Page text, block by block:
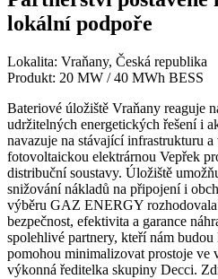
lokální podpoře
Lokalita: Vraňany, Česká republika
Produkt: 20 MW / 40 MWh BESS
Bateriové úložiště Vraňany reaguje
udržitelných energetických řešení i
navazuje na stávající infrastrukturu
fotovoltaickou elektrárnou Vepřek
distribuční soustavy. Úložiště
snižování nákladů na připojení i
výběru GAZ ENERGY
bezpečnost, efektivita a garance
spolehlivé partnery, kteří nám
pomohou minimalizovat prostoje ve
výkonná ředitelka skupiny Decci.